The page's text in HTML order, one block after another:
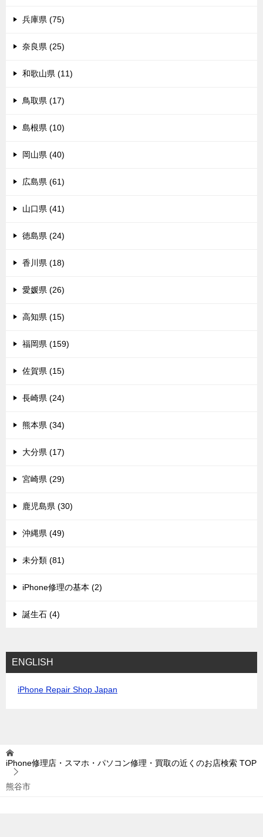
兵庫県 (75)
奈良県 (25)
和歌山県 (11)
鳥取県 (17)
島根県 (10)
岡山県 (40)
広島県 (61)
山口県 (41)
徳島県 (24)
香川県 (18)
愛媛県 (26)
高知県 (15)
福岡県 (159)
佐賀県 (15)
長崎県 (24)
熊本県 (34)
大分県 (17)
宮崎県 (29)
鹿児島県 (30)
沖縄県 (49)
未分類 (81)
iPhone修理の基本 (2)
誕生石 (4)
ENGLISH
iPhone Repair Shop Japan
iPhone修理店・スマホ・パソコン修理・買取の近くのお店検索 TOP
熊谷市